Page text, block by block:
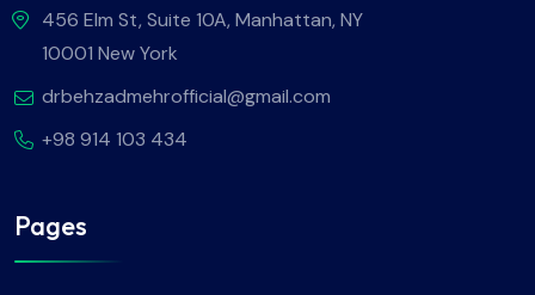
456 Elm St, Suite 10A, Manhattan, NY
10001 New York
drbehzadmehrofficial@gmail.com
+98 914 103 434
Pages